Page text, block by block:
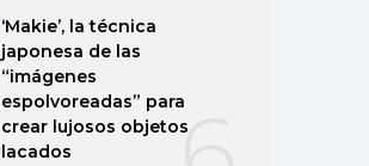
‘Makie’, la técnica
japonesa de las
“imágenes
espolvoreadas” para
crear lujosos objetos
lacados